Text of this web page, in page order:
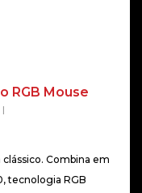
RGB Mouse
Combina em
tecnologia RGB